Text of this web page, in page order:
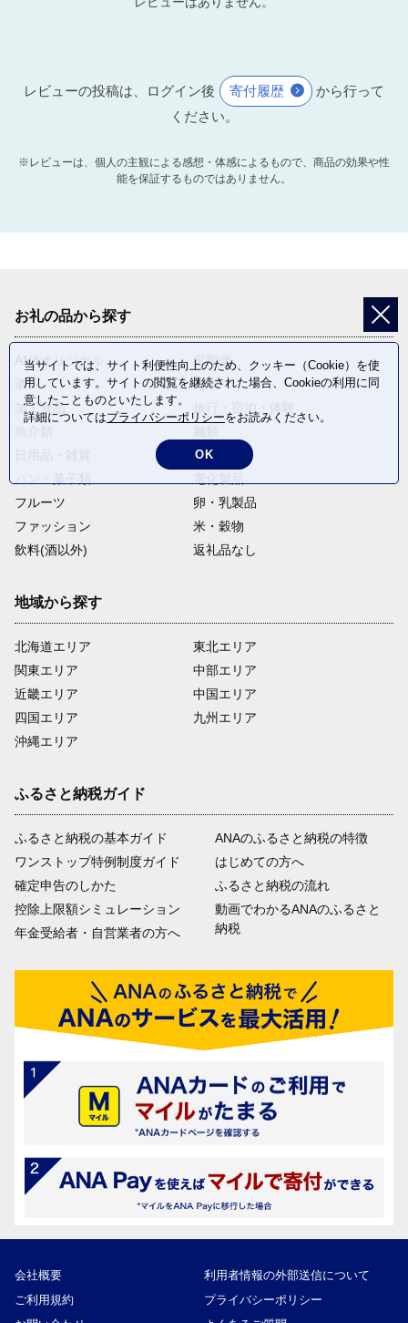
レビューの投稿は、ログイン後 寄付履歴
から行って
ください。
※レビューは、個人の主観による感想・体感によるもので、商品の効果や性
能を保証するものではありません。
お礼の品から探す
ANAオリジナル
定期便
酒
肉類
加工食品
野菜
フルーツ
卵・乳製品
ファッション
米・穀物
飲料(酒以外)
返礼品なし
地域から探す
北海道エリア
関東エリア
近畿エリア
四国エリア
沖縄エリア
東北エリア
中部エリア
中国エリア
九州エリア
ふるさと納税ガイド
ふるさと納税の基本ガイド
ワンストップ特例制度ガイド
確定申告のしかた
控除上限額シミュレーション
年金受給者・自営業者の方へ
ANAのふるさと納税の特徴
はじめての方へ
ふるさと納税の流れ
動画でわかるANAのふるさと
納税
会社概要
利用者情報の外部送信について
ご利用規約
プライバシーポリシー
当サイトでは、サイト利便性向上のため、クッキー（Cookie）を使
用しています。サイトの閲覧を継続された場合、Cookieの利用に同
意したことものといたします。
詳細についてはプライバシーポリシーをお読みください。
OK